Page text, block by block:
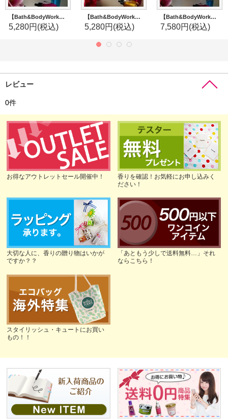
【Bath&BodyWorks】《Disney Princessコラボ》Wallflowers本体：ムーランナイトライト
5,280円 (税込)
【Bath&BodyWorks】《Disney Princessコラボ》Wallflowers本体：オーロラナイトライト
5,280円 (税込)
【Bath&BodyWorks】《Disney Princessコラボ》Wallflowers本体：ディズニープリンセスキャリッジプロジェクターナイトライト
7,580円 (税込)
レビュー
0件
お得なアウトレットセール開催中！
香りを確認！お気軽にお申し込みく
ださい！
大切な人に、香りの贈り物はいかが
ですか？？
「あともう少しで送料無料…」それ
ならこちら！
スタイリッシュ・キュートにお買い
もの！！